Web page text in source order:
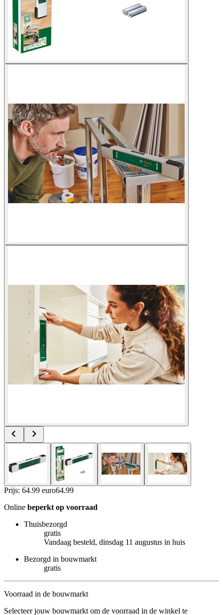
Prijs: 64.99 euro64.99
Online beperkt op voorraad
Thuisbezorgd
gratis
Vandaag besteld, dinsdag 11 augustus in huis
Bezorgd in bouwmarkt
gratis
Voorraad in de bouwmarkt
Selecteer jouw bouwmarkt om de voorraad in de winkel te